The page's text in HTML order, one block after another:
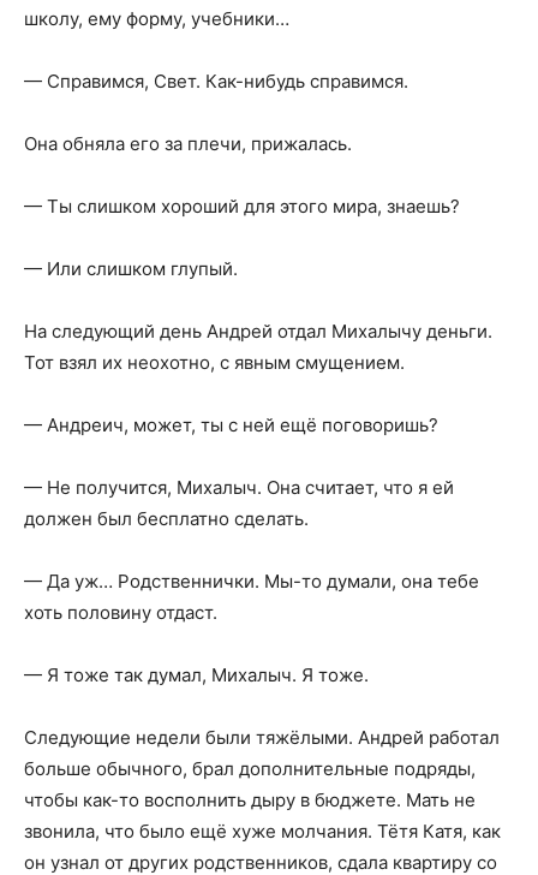
школу, ему форму, учебники…
— Справимся, Свет. Как-нибудь справимся.
Она обняла его за плечи, прижалась.
— Ты слишком хороший для этого мира, знаешь?
— Или слишком глупый.
На следующий день Андрей отдал Михалычу деньги.
Тот взял их неохотно, с явным смущением.
— Андреич, может, ты с ней ещё поговоришь?
— Не получится, Михалыч. Она считает, что я ей
должен был бесплатно сделать.
— Да уж… Родственнички. Мы-то думали, она тебе
хоть половину отдаст.
— Я тоже так думал, Михалыч. Я тоже.
Следующие недели были тяжёлыми. Андрей работал
больше обычного, брал дополнительные подряды,
чтобы как-то восполнить дыру в бюджете. Мать не
звонила, что было ещё хуже молчания. Тётя Катя, как
он узнал от других родственников, сдала квартиру со